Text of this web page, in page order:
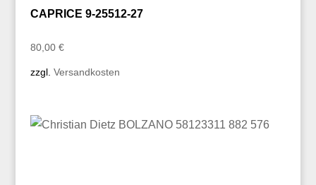
CAPRICE 9-25512-27
80,00 €
zzgl. Versandkosten